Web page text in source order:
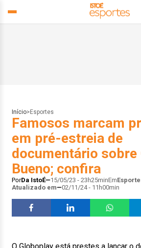
Início> Esportes
Famosos marcam
em pré-estreia de
documentário sobre
Bueno; confira
PorDa IstoÉ 15/05/23 - 23h25minEm
Atualizado em
02/11/24 - 11h00min